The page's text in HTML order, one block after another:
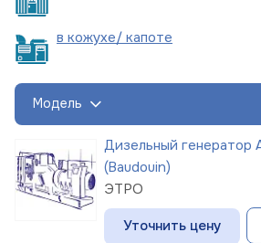
в кожухе/ капоте
Модель
Дизельный
(Baudouin)
ЭТРО
Уточнить цену